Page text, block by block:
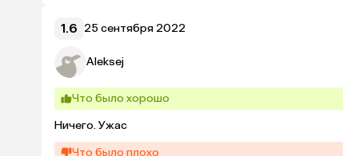
1.6 25 сентября 2022
Aleksej
Что было хорошо
Ничего. Ужас
Что было плохо